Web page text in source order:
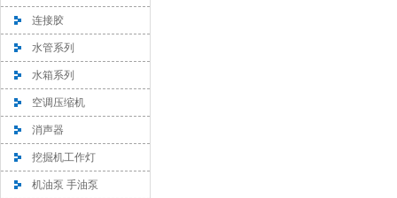
连接胶
水管系列
水箱系列
空调压缩机
消声器
挖掘机工作灯
机油泵 手油泵